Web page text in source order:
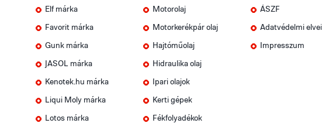
Elf márka
Favorit márka
Gunk márka
JASOL márka
Kenotek.hu márka
Liqui Moly márka
Lotos márka
Motorolaj
Motorkerékpár olaj
Hajtóműolaj
Hidraulika olaj
Ipari olajok
Kerti gépek
Fékfolyadékok
ÁSZF
Adatvédelmi
Impresszum